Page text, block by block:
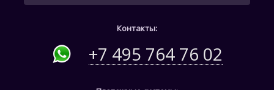
Контакты:
+7 495 764 76 02